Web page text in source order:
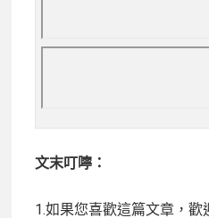
文末叮嚀：
1.如果您喜歡這篇文章，歡